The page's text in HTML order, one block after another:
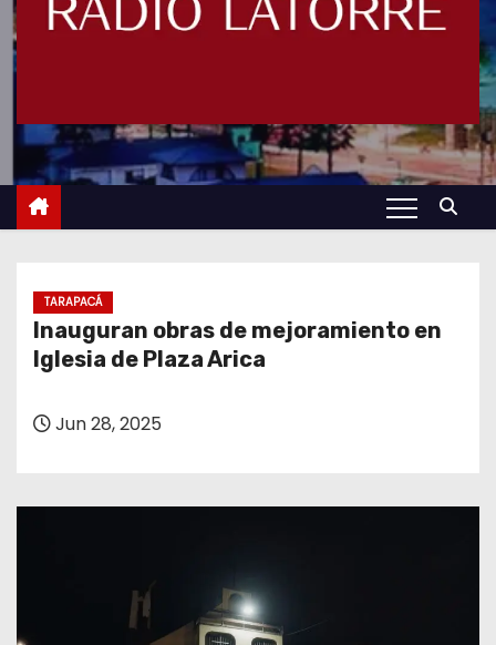
TARAPACÁ
Inauguran obras de mejoramiento en
Iglesia de Plaza Arica
Jun 28, 2025